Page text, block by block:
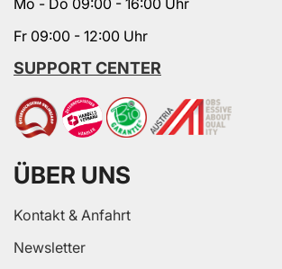
Mo - Do 09:00 - 16:00 Uhr
Fr 09:00 - 12:00 Uhr
SUPPORT CENTER
ÜBER UNS
Kontakt & Anfahrt
Newsletter